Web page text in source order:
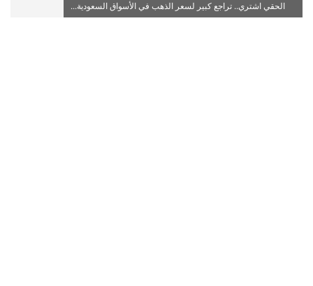
الحقي اشتري.. تراجع كبير لسعر الذهب في الأسواق السعودية...